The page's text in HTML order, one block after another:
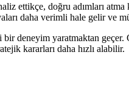
ettikçe, doğru adımları
daha verimli hale gelir ve
deneyim yaratmaktan
kararları daha hızlı alabilir.